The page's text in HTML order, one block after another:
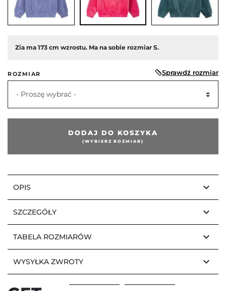
Zia ma 173 cm wzrostu. Ma na sobie rozmiar S.
ROZMIAR Sprawdź rozmiar
- Proszę wybrać -
DODAJ DO KOSZYKA
(WYBIERZ ROZMIAR)
OPIS keyboard_arrow_down
SZCZEGÓŁY keyboard_arrow_down
TABELA ROZMIARÓW keyboard_arrow_down
WYSYŁKA ZWROTY keyboard_arrow_down